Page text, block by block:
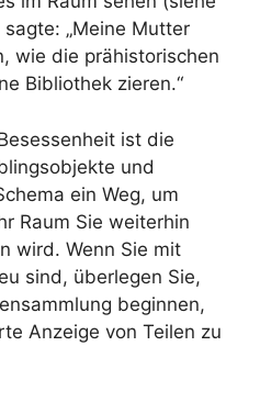
„Meine Mutter
wie die prähistorischen
Bibliothek zieren.“
ist die
und
ein Weg, um
Raum Sie weiterhin
wird. Wenn Sie mit
sind, überlegen Sie,
beginnen,
Anzeige von Teilen zu